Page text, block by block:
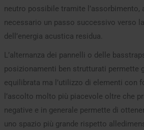
neutro possibile tramite l’assorbimento,
necessario un passo successivo verso
dell’energia acustica residua.
L’alternanza dei pannelli o delle
posizionamenti ben strutturati permette
equilibrata ma l’utilizzo di elementi con
l’ascolto molto più piacevole oltre che
negative e in generale permette di
uno spazio più grande rispetto